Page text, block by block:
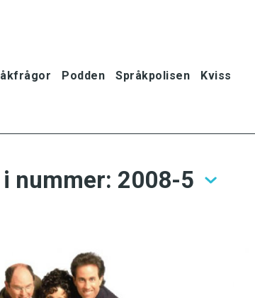
Podden Språkpolisen Kviss
nummer: 2008-5